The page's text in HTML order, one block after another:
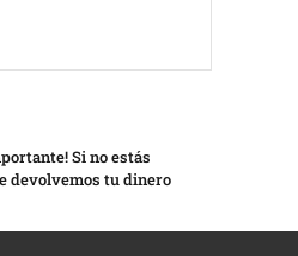
Si no estás
devolvemos tu dinero